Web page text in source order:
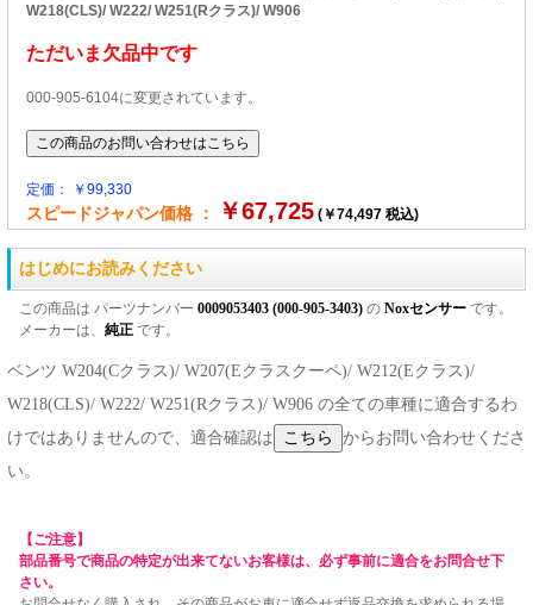
W218(CLS)/ W222/ W251(Rクラス)/ W906
ただいま欠品中です
000-905-6104に変更されています。
定価： ￥99,330
スピードジャパン価格 ： ￥67,725 (￥74,497 税込)
はじめにお読みください
この商品は パーツナンバー 0009053403 (000-905-3403) の Noxセンサー です。
メーカーは、 純正 です。
ベンツ W204(Cクラス)/ W207(Eクラスクーペ)/ W212(Eクラス)/
W218(CLS)/ W222/ W251(Rクラス)/ W906 の全ての車種に適合するわ
けではありませんので、適合確認は
からお問い合わせくださ
い。
【ご注意】
部品番号で商品の特定が出来てないお客様は、必ず事前に適合をお問合せ下
さい。